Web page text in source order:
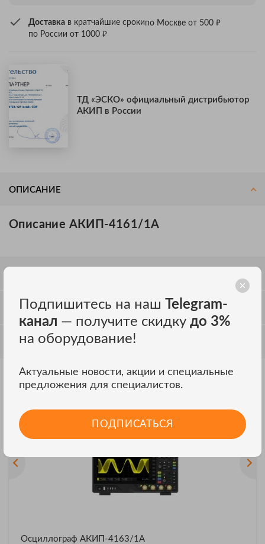
Доставка в кратчайшие срокипо Москве от 500 ₽
по России от 1000 ₽
ТД «ЭСКО» официальный дистрибьютор
АКИП в России
ОПИСАНИЕ
Описание АКИП-4161/1А
ОТЗЫВЫ
ОБСУЖДЕНИЕ
Другие модели АКИП
Осциллограф АКИП-4163/1А
Подпишитесь на наш Telegram-
канал — получите скидку до 3%
на оборудование!
Актуальные новости, акции и специальные
предложения для специалистов.
ПОДПИСАТЬСЯ